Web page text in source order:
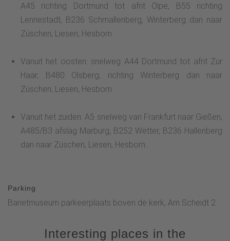
A45 richting Dortmund tot afrit Olpe, B55 richting
Lennestadt, B236 Schmallenberg, Winterberg dan naar
Züschen, Liesen, Hesborn.
Vanuit het oosten: snelweg A44 Dortmund tot afrit Zur
Haar, B480 Olsberg, richting Winterberg dan naar
Züschen, Liesen, Hesborn.
Vanuit het zuiden: A5 snelweg van Frankfurt naar Gießen,
A485/B3 afslag Marburg, B252 Wetter, B236 Hallenberg
dan naar Züschen, Liesen, Hesborn.
Parking
Barietmuseum parkeerplaats boven de kerk, Am Scheidt 2
Interesting places in the